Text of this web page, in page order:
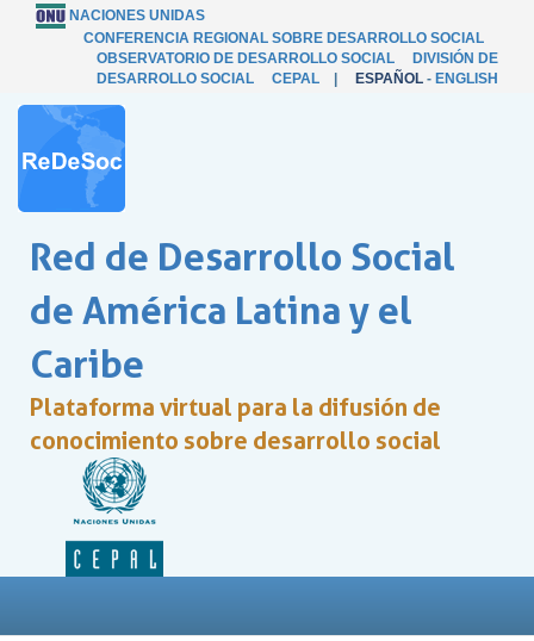
NACIONES UNIDAS
CONFERENCIA REGIONAL SOBRE DESARROLLO SOCIAL
OBSERVATORIO DE DESARROLLO SOCIAL
DIVISIÓN DE
DESARROLLO SOCIAL
CEPAL ESPAÑOL - ENGLISH
Red de Desarrollo Social
de América Latina y el
Caribe
Plataforma virtual para la difusión de
conocimiento sobre desarrollo social